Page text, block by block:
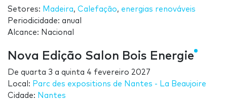
Setores: Madeira, Calefação, energias renováveis
Periodicidade: anual
Alcance: Nacional
Nova Edição Salon Bois Energie
De quarta 3 a quinta 4 fevereiro 2027
Local: Parc des expositions de Nantes - La Beaujoire
Cidade: Nantes